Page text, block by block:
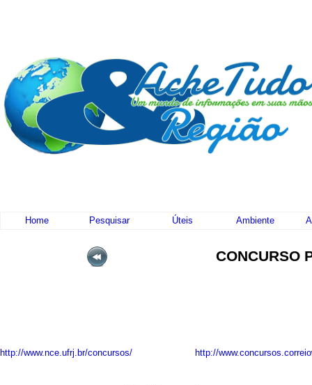
Home Pesquisar Úteis Ambiente
CONCURSO
http://www.nce.ufrj.br/concursos/ http://